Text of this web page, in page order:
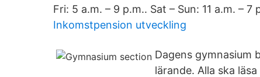
Fri: 5 a.m. – 9 p.m.. Sat – Sun: 11 a.m. – 7
Inkomstpension utveckling
Dagens gymnasium
lärande. Alla ska